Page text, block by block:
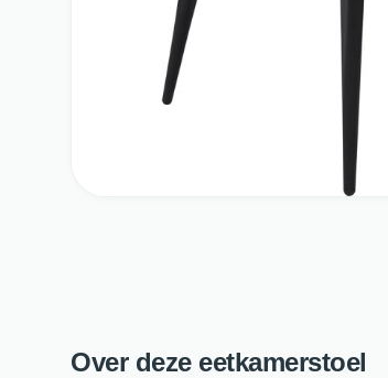
Over deze eetkamerstoel